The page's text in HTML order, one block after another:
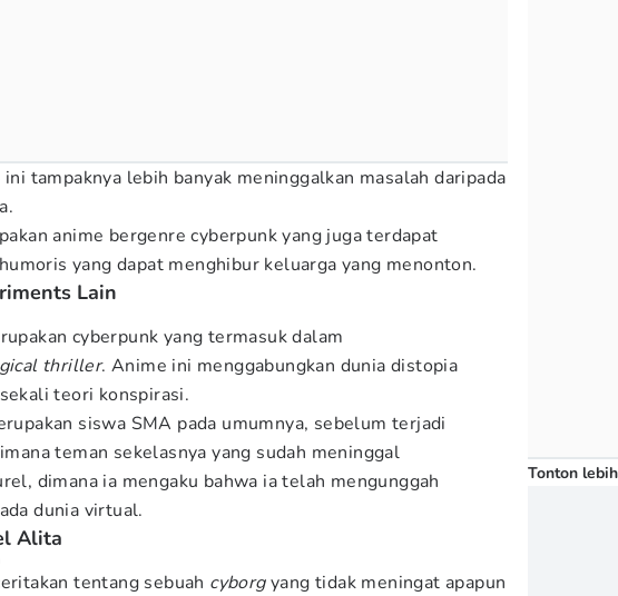
ini tampaknya lebih banyak meninggalkan masalah daripada
anime bergenre cyberpunk yang juga terdapat
yang dapat menghibur keluarga yang menonton.
Lain
cyberpunk yang termasuk dalam
thriller. Anime ini menggabungkan dunia distopia
teori konspirasi.
siswa SMA pada umumnya, sebelum terjadi
teman sekelasnya yang sudah meninggal
dimana ia mengaku bahwa ia telah mengunggah
dunia virtual.
Alita
tentang sebuah cyborgyang tidak meningat apapun
Tonton